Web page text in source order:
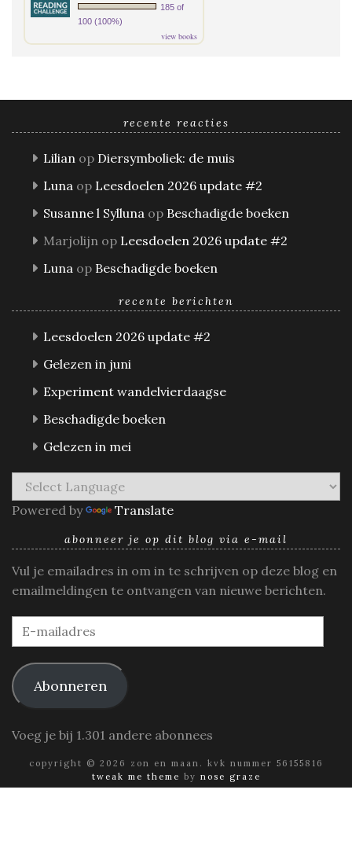
185 of
100 (100%)
view books
recente reacties
Lilian op Diersymboliek: de muis
Luna op Leesdoelen 2026 update #2
Susanne l Sylluna op Beschadigde boeken
Marjolijn op Leesdoelen 2026 update #2
Luna op Beschadigde boeken
recente berichten
Leesdoelen 2026 update #2
Gelezen in juni
Experiment wandelvierdaagse
Beschadigde boeken
Gelezen in mei
Powered by Translate
abonneer je op dit blog via e-mail
Vul je emailadres in om in te schrijven op deze blog en
emailmeldingen te ontvangen van nieuwe berichten.
E-
mailadres
Abonneren
Voeg je bij 1.301 andere abonnees
copyright © 2026 zon en maan. kvk nummer 56155816
tweak me theme by nose graze